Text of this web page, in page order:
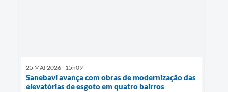
25 MAI 2026 - 15h09
Sanebavi avança com obras de modernização das
elevatórias de esgoto em quatro bairros